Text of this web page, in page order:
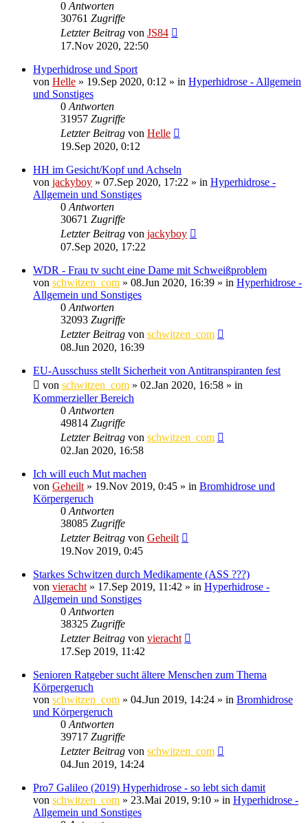
0 Antworten
30761 Zugriffe
Letzter Beitrag von JS84
17.Nov 2020, 22:50
Hyperhidrose und Sport
von Helle » 19.Sep 2020, 0:12 » in Hyperhidrose - Allgemein
und Sonstiges
0 Antworten
31957 Zugriffe
Letzter Beitrag von Helle
19.Sep 2020, 0:12
HH im Gesicht/Kopf und Achseln
von jackyboy » 07.Sep 2020, 17:22 » in Hyperhidrose -
Allgemein und Sonstiges
0 Antworten
30671 Zugriffe
Letzter Beitrag von jackyboy
07.Sep 2020, 17:22
WDR - Frau tv sucht eine Dame mit Schweißproblem
von schwitzen_com » 08.Jun 2020, 16:39 » in Hyperhidrose -
Allgemein und Sonstiges
0 Antworten
32093 Zugriffe
Letzter Beitrag von schwitzen_com
08.Jun 2020, 16:39
EU-Ausschuss stellt Sicherheit von Antitranspiranten fest
von schwitzen_com » 02.Jan 2020, 16:58 » in
Kommerzieller Bereich
0 Antworten
49814 Zugriffe
Letzter Beitrag von schwitzen_com
02.Jan 2020, 16:58
Ich will euch Mut machen
von Geheilt » 19.Nov 2019, 0:45 » in Bromhidrose und
Körpergeruch
0 Antworten
38085 Zugriffe
Letzter Beitrag von Geheilt
19.Nov 2019, 0:45
Starkes Schwitzen durch Medikamente (ASS ???)
von vieracht » 17.Sep 2019, 11:42 » in Hyperhidrose -
Allgemein und Sonstiges
0 Antworten
38325 Zugriffe
Letzter Beitrag von vieracht
17.Sep 2019, 11:42
Senioren Ratgeber sucht ältere Menschen zum Thema
Körpergeruch
von schwitzen_com » 04.Jun 2019, 14:24 » in Bromhidrose
und Körpergeruch
0 Antworten
39717 Zugriffe
Letzter Beitrag von schwitzen_com
04.Jun 2019, 14:24
Pro7 Galileo (2019) Hyperhidrose - so lebt sich damit
von schwitzen_com » 23.Mai 2019, 9:10 » in Hyperhidrose -
Allgemein und Sonstiges